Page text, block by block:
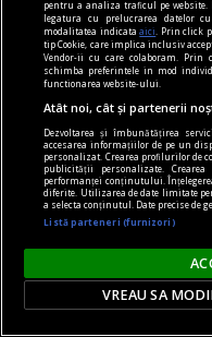
mama ei este bine
altă familie.
filmuleţe cu
spune Alexandra.
duminica, vorbesc
Facebook. Dar
cheamă niciodată.
de ziua ei de
Alexandra, care
tatăl ei şi cu bunicii,
izbucneşte în
cîteva luni în urmă,
pentru a analiza traficul pe website.
legatura cu prelucrarea datelor
modalitatea indicataaici
. Prin click
tip Cookie, care implica inclusiv
Vendor-ii cu care colaboram. Prin
schimba preferintele in mod
functionarea website-ului.
Atât noi, cât și partenerii
Dezvoltarea și îmbunătățirea
accesarea informațiilor de pe un
personalizat. Crearea profilurilor de
publicității personalizate.
performanței conținutului.
diferite. Utilizarea de date limitate
a selecta conținutul. Date precise de
Listă parteneri (furnizori)
VREAU SA